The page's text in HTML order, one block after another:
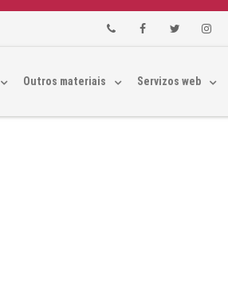
Outros materiais Servizos web